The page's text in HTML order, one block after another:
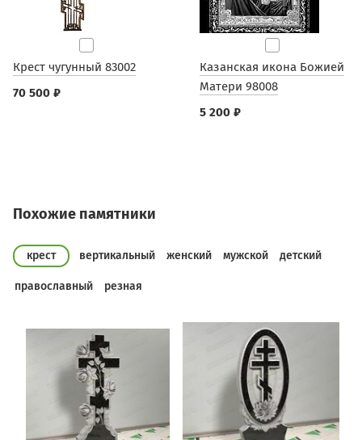
Крест чугунный 83002
70 500 ₽
Казанская икона Божией
Матери 98008
5 200 ₽
Похожие памятники
крест вертикальный женский мужской детский
православный резная